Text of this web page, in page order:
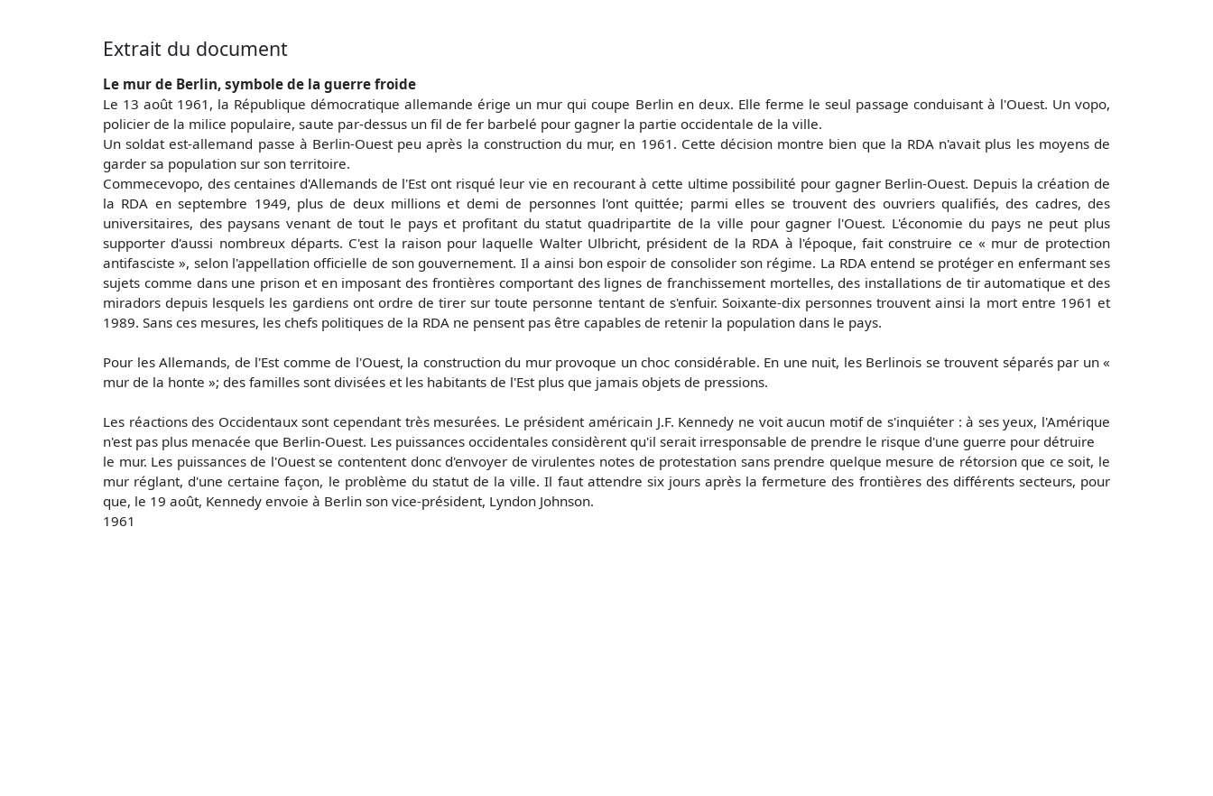
Extrait du document
Le mur de Berlin, symbole de la guerre froide
Le 13 août 1961, la République démocratique allemande érige un mur qui coupe Berlin en deux. Elle ferme le seul passage conduisant à l'Ouest. Un vopo,
policier de la milice populaire, saute par-dessus un fil de fer barbelé pour gagner la partie occidentale de la ville.
Un soldat est-allemand passe à Berlin-Ouest peu après la construction du mur, en 1961. Cette décision montre bien que la RDA n'avait plus les moyens de
garder sa population sur son territoire.
Commecevopo, des centaines d'Allemands de l'Est ont risqué leur vie en recourant à cette ultime possibilité pour gagner Berlin-Ouest. Depuis la création de
la RDA en septembre 1949, plus de deux millions et demi de personnes l'ont quittée; parmi elles se trouvent des ouvriers qualifiés, des cadres, des
universitaires, des paysans venant de tout le pays et profitant du statut quadripartite de la ville pour gagner l'Ouest. L'économie du pays ne peut plus
supporter d'aussi nombreux départs. C'est la raison pour laquelle Walter Ulbricht, président de la RDA à l'époque, fait construire ce « mur de protection
antifasciste », selon l'appellation officielle de son gouvernement. Il a ainsi bon espoir de consolider son régime. La RDA entend se protéger en enfermant ses
sujets comme dans une prison et en imposant des frontières comportant des lignes de franchissement mortelles, des installations de tir automatique et des
miradors depuis lesquels les gardiens ont ordre de tirer sur toute personne tentant de s'enfuir. Soixante-dix personnes trouvent ainsi la mort entre 1961 et
1989. Sans ces mesures, les chefs politiques de la RDA ne pensent pas être capables de retenir la population dans le pays.
Pour les Allemands, de l'Est comme de l'Ouest, la construction du mur provoque un choc considérable. En une nuit, les Berlinois se trouvent séparés par un «
mur de la honte »; des familles sont divisées et les habitants de l'Est plus que jamais objets de pressions.
Les réactions des Occidentaux sont cependant très mesurées. Le président américain J.F. Kennedy ne voit aucun motif de s'inquiéter : à ses yeux, l'Amérique
n'est pas plus menacée que Berlin-Ouest. Les puissances occidentales considèrent qu'il serait irresponsable de prendre le risque d'une guerre pour détruire
le mur. Les puissances de l'Ouest se contentent donc d'envoyer de virulentes notes de protestation sans prendre quelque mesure de rétorsion que ce soit, le
mur réglant, d'une certaine façon, le problème du statut de la ville. Il faut attendre six jours après la fermeture des frontières des différents secteurs, pour
que, le 19 août, Kennedy envoie à Berlin son vice-président, Lyndon Johnson.
1961